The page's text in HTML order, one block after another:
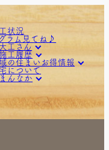
状況
ラム見てね♪
工さん
蔵様の地蔵堂
家
制作
腕木 懸魚 虹梁 框
み 墨付け
塀と木製格子
材テーブル 家具制作
制作
工履歴
degree様（店舗改
屋のリフォーム
クガレージのある
。
殻ホッパー制作
木の家（リフォー
の住まいお得情報
ャラリー木組みの
」
もみらい住宅支援事
をご活用ください♪
いの相談は、こちら
どうぞ♪
見学会
について
んなか
くりフェスタ
族だんらん祭
おはなし
一斉イベント「大工
に出会う日」